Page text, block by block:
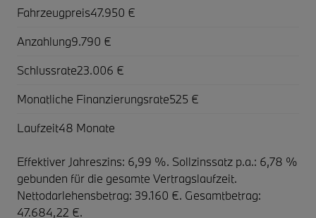
Fahrzeugpreis47.950 €
Anzahlung9.790 €
Schlussrate23.006 €
Monatliche Finanzierungsrate525 €
Laufzeit48 Monate
Effektiver Jahreszins: 6,99 %. Sollzinssatz p.a.: 6,78 %
gebunden für die gesamte Vertragslaufzeit.
Nettodarlehensbetrag: 39.160 €. Gesamtbetrag:
47.684,22 €.